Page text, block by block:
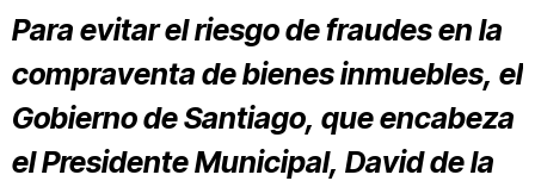
Para evitar el riesgo de fraudes en la
compraventa de bienes inmuebles, el
Gobierno de Santiago, que encabeza
el Presidente Municipal, David de la